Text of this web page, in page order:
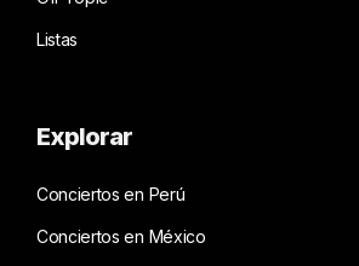
Listas
Explorar
Conciertos en Perú
Conciertos en México